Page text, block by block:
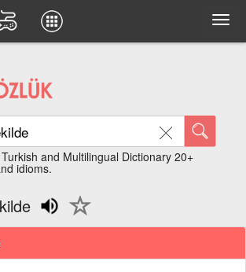
and Multilingual Dictionary 20+
idioms.